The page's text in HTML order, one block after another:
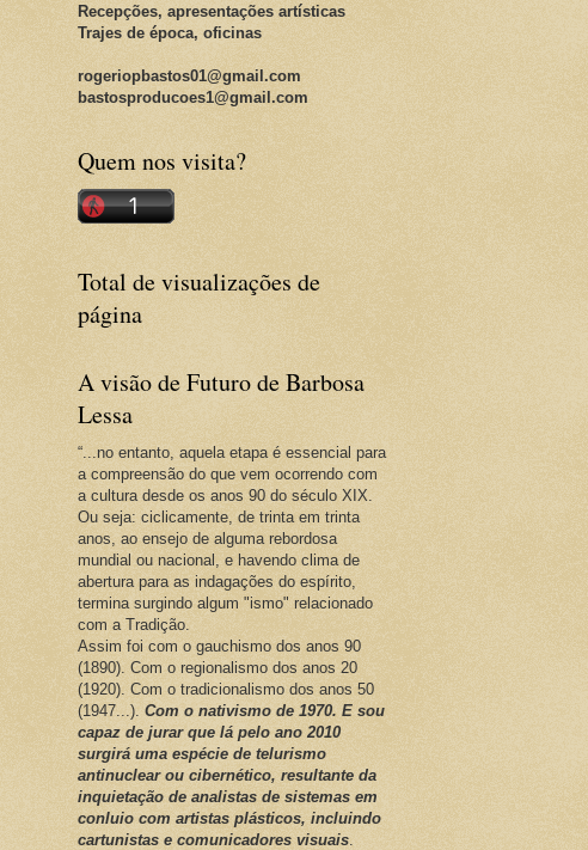
Recepções, apresentações artísticas
Trajes de época, oficinas
rogeriopbastos01@gmail.com
bastosproducoes1@gmail.com
Quem nos visita?
Total de visualizações de
página
A visão de Futuro de Barbosa
Lessa
“...no entanto, aquela etapa é essencial para
a compreensão do que vem ocorrendo com
a cultura desde os anos 90 do século XIX.
Ou seja: ciclicamente, de trinta em trinta
anos, ao ensejo de alguma rebordosa
mundial ou nacional, e havendo clima de
abertura para as indagações do espírito,
termina surgindo algum "ismo" relacionado
com a Tradição.
Assim foi com o gauchismo dos anos 90
(1890). Com o regionalismo dos anos 20
(1920). Com o tradicionalismo dos anos 50
(1947...). Com o nativismo de 1970. E sou
capaz de jurar que lá pelo ano 2010
surgirá uma espécie de telurismo
antinuclear ou cibernético, resultante da
inquietação de analistas de sistemas em
conluio com artistas plásticos, incluindo
cartunistas e comunicadores visuais.